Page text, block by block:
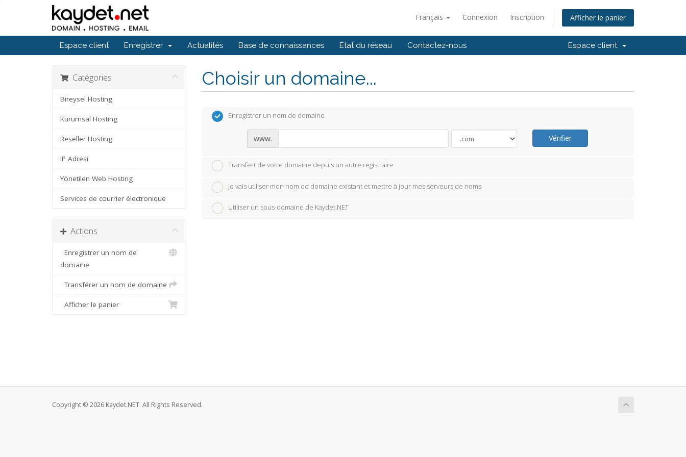
Français Connexion Inscription Afficher le panier
Espace client Enregistrer Actualités Base de connaissances État du réseau Contactez-nous Espace client
Choisir un domaine...
Catégories
Bireysel Hosting
Kurumsal Hosting
Reseller Hosting
IP Adresi
Yönetilen Web Hosting
Services de courrier électronique
Actions
Enregistrer un nom de
domaine
Transférer un nom de domaine
Afficher le panier
Enregistrer un nom de domaine
www. Vérifier
Transfert de votre domaine depuis un autre registraire
Je vais utiliser mon nom de domaine existant et mettre à jour mes serveurs de noms
Utiliser un sous-domaine de Kaydet.NET
Copyright © 2026 Kaydet.NET. All Rights Reserved.